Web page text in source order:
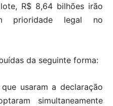
R$ 8,64 bilhões irão
prioridade legal no
da seguinte forma:
usaram a declaração
simultaneamente